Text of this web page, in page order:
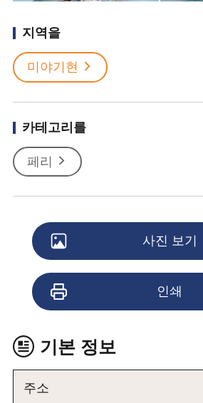
지역을
미야기현
카테고리를
페리
사진 보기
인쇄
기본 정보
주소